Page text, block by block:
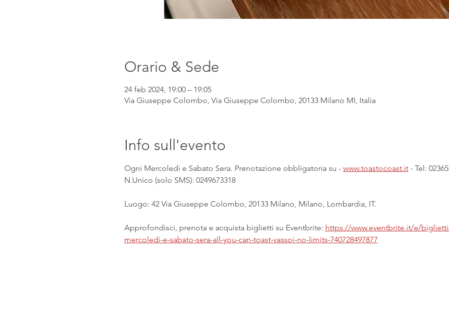
Orario & Sede
24 feb 2024, 19:00 – 19:05
Via Giuseppe Colombo, Via Giuseppe Colombo, 20133 Milano MI, Italia
Info sull'evento
Ogni Mercoledì e Sabato Sera. Prenotazione obbligatoria su - www.toastocoast.it - Tel:
N.Unico (solo SMS): 0249673318
Luogo: 42 Via Giuseppe Colombo, 20133 Milano, Milano, Lombardia, IT.
Approfondisci, prenota e acquista biglietti su Eventbrite: https://www.eventbrite.it/e/
mercoledi-e-sabato-sera-all-you-can-toast-vassoi-no-limits-740728497877